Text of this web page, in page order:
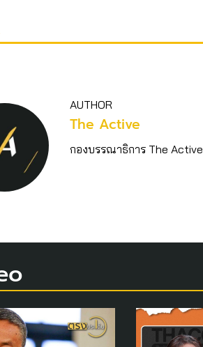
AUTHOR
The Active
กองบรรณาธิการ The Active